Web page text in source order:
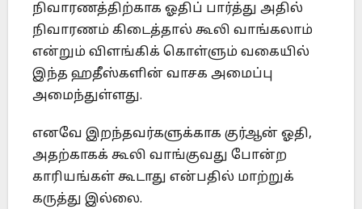
நிவாரணத்திற்காக ஓதிப் பார்த்து அதில்
நிவாரணம் கிடைத்தால் கூலி வாங்கலாம்
என்றும் விளங்கிக் கொள்ளும் வகையில்
இந்த ஹதீஸ்களின் வாசக அமைப்பு
அமைந்துள்ளது.
எனவே இறந்தவர்களுக்காக குர்ஆன் ஓதி,
அதற்காகக் கூலி வாங்குவது போன்ற
காரியங்கள் கூடாது என்பதில் மாற்றுக்
கருத்து இல்லை.